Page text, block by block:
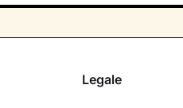
Legale